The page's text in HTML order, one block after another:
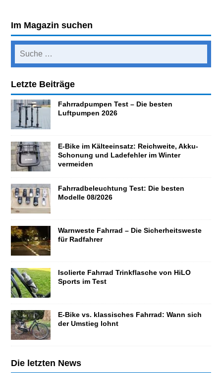
Im Magazin suchen
Letzte Beiträge
Fahrradpumpen Test – Die besten
Luftpumpen 2026
E-Bike im Kälteeinsatz: Reichweite, Akku-
Schonung und Ladefehler im Winter
vermeiden
Fahrradbeleuchtung Test: Die besten
Modelle 08/2026
Warnweste Fahrrad – Die Sicherheitsweste
für Radfahrer
Isolierte Fahrrad Trinkflasche von HiLO
Sports im Test
E-Bike vs. klassisches Fahrrad: Wann sich
der Umstieg lohnt
Die letzten News